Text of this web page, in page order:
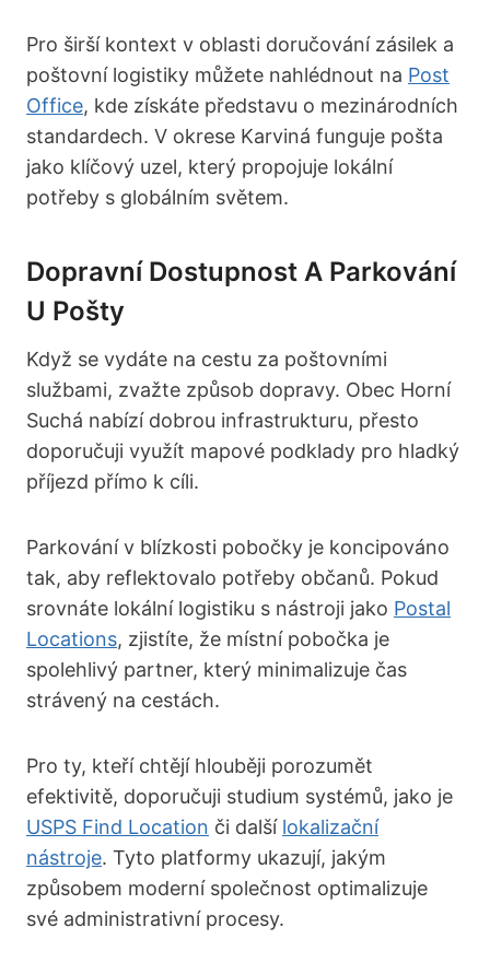
Pro širší kontext v oblasti doručování zásilek a
poštovní logistiky můžete nahlédnout na Post
Office, kde získáte představu o mezinárodních
standardech. V okrese Karviná funguje pošta
jako klíčový uzel, který propojuje lokální
potřeby s globálním světem.
Dopravní Dostupnost A Parkování
U Pošty
Když se vydáte na cestu za poštovními
službami, zvažte způsob dopravy. Obec Horní
Suchá nabízí dobrou infrastrukturu, přesto
doporučuji využít mapové podklady pro hladký
příjezd přímo k cíli.
Parkování v blízkosti pobočky je koncipováno
tak, aby reflektovalo potřeby občanů. Pokud
srovnáte lokální logistiku s nástroji jako Postal
Locations, zjistíte, že místní pobočka je
spolehlivý partner, který minimalizuje čas
strávený na cestách.
Pro ty, kteří chtějí hlouběji porozumět
efektivitě, doporučuji studium systémů, jako je
USPS Find Location či další lokalizační
nástroje. Tyto platformy ukazují, jakým
způsobem moderní společnost optimalizuje
své administrativní procesy.